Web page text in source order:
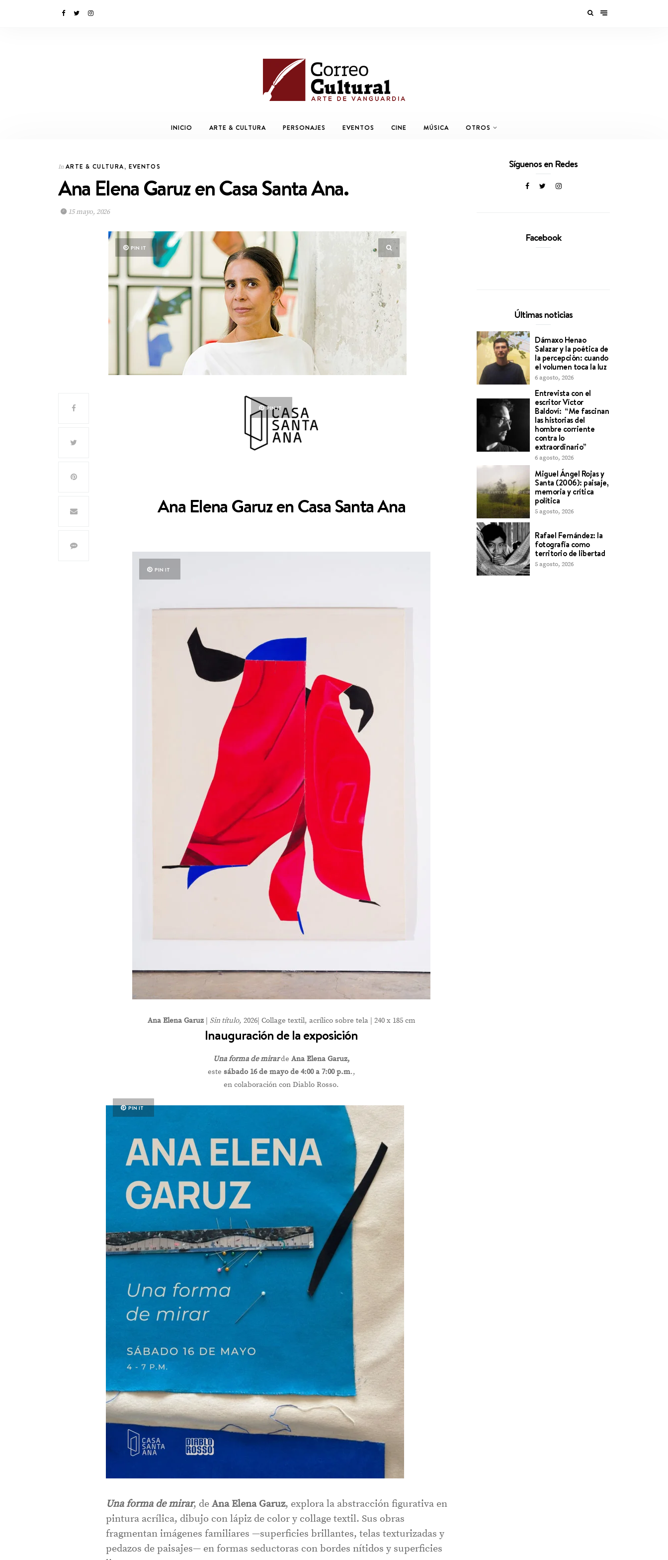
INICIO ARTE & CULTURA PERSONAJES EVENTOS CINE MÚSICA OTROS
In ARTE & CULTURA,EVENTOS
Ana Elena Garuz en Casa Santa Ana.
15 mayo, 2026
PIN IT
PIN IT
Ana Elena Garuz en Casa Santa Ana
PIN IT
Ana Elena Garuz| Sin título, 2026| Collage textil, acrílico sobre tela | 240 x 185 cm
Inauguración de la exposición
Una forma de mirarde Ana Elena Garuz,
este sábado 16 de mayo de 4:00 a 7:00 p.m.,
en colaboración con Diablo Rosso.
PIN IT
Una forma de mirar, deAna Elena Garuz, explora la abstracción figurativa en
pintura acrílica, dibujo con lápiz de color y collage textil. Sus obras
fragmentan imágenes familiares —superficies brillantes, telas texturizadas y
pedazos de paisajes— en formas seductoras con bordes nítidos y superficies
Síguenos en Redes
Facebook
Últimas noticias
Dámaxo Henao
Salazar y la poética de
la percepción: cuando
el volumen toca la luz
6 agosto, 2026
Entrevista con el
escritor Víctor
Baldoví: “Me fascinan
las historias del
hombre corriente
contra lo
extraordinario”
6 agosto, 2026
Miguel Ángel Rojas y
Santa (2006): paisaje,
memoria y crítica
política
5 agosto, 2026
Rafael Fernández: la
fotografía como
territorio de libertad
5 agosto, 2026